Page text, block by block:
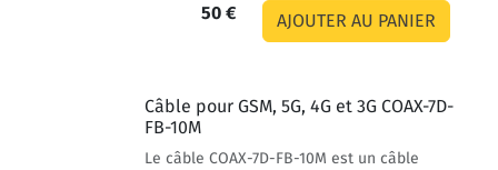
50 €
Câble pour GSM, 5G, 4G et 3G COAX-7D-
FB-10M
Le câble COAX-7D-FB-10M est un câble